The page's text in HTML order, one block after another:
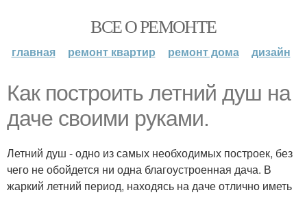
ВСЕ О РЕМОНТЕ
главная ремонт квартир ремонт дома дизайн
Как построить летний душ на
даче своими руками.
Летний душ - одно из самых необходимых построек, без
чего не обойдется ни одна благоустроенная дача. В
жаркий летний период, находясь на даче отлично иметь